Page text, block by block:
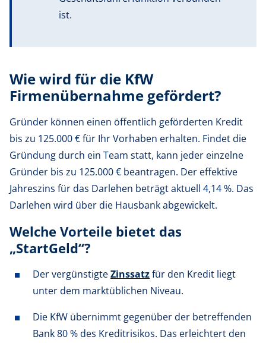
ist.
Wie wird für die KfW
Firmenübernahme gefördert?
Gründer können einen öffentlich geförderten Kredit
bis zu 125.000 € für Ihr Vorhaben erhalten. Findet die
Gründung durch ein Team statt, kann jeder einzelne
Gründer bis zu 125.000 € beantragen. Der effektive
Jahreszins für das Darlehen beträgt aktuell 4,14 %. Das
Darlehen wird über die Hausbank abgewickelt.
Welche Vorteile bietet das
„StartGeld“?
Der vergünstigteZinssatzfür den Kredit liegt
unter dem marktüblichen Niveau.
Die KfW übernimmt gegenüber der betreffenden
Bank 80 % des Kreditrisikos. Das erleichtert den